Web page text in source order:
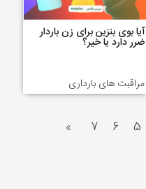
آیا بوی بنزین برای زن باردار
ضرر دارد یا خیر؟
مراقبت های بارداری
5
6
7
»